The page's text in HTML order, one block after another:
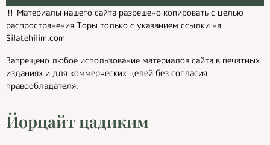
‼️ Материалы нашего сайта разрешено копировать с целью
распространения Торы только с указанием ссылки на
Silatehilim.com
Запрещено любое использование материалов сайта в печатных
изданиях и для коммерческих целей без согласия
правообладателя.
Йорцайт цадиким